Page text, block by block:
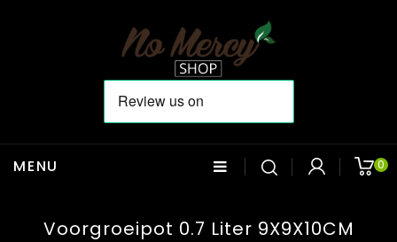
0
MENU
Voorgroeipot 0.7 Liter 9X9X10CM